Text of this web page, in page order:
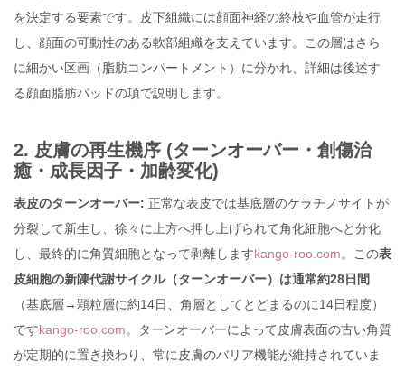
を決定する要素です。皮下組織には顔面神経の終枝や血管が走行
し、顔面の可動性のある軟部組織を支えています。この層はさら
に細かい区画（脂肪コンパートメント）に分かれ、詳細は後述す
る顔面脂肪パッドの項で説明します。
2. 皮膚の再生機序 (ターンオーバー・創傷治
癒・成長因子・加齢変化)
表皮のターンオーバー: 正常な表皮では基底層のケラチノサイトが
分裂して新生し、徐々に上方へ押し上げられて角化細胞へと分化
し、最終的に角質細胞となって剥離しますkango-roo.com。この表
皮細胞の新陳代謝サイクル（ターンオーバー）は通常約28日間
（基底層→顆粒層に約14日、角層としてとどまるのに14日程度）
ですkango-roo.com。ターンオーバーによって皮膚表面の古い角質
が定期的に置き換わり、常に皮膚のバリア機能が維持されていま